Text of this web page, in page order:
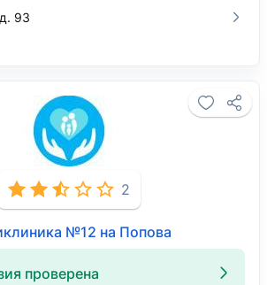
93
2
№12 на Попова
проверена